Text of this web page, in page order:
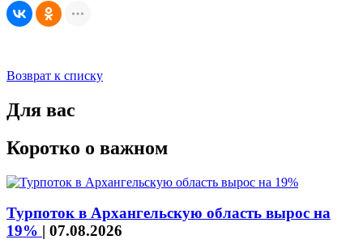
Возврат к списку
Для вас
Коротко о важном
Турпоток в Архангельскую область вырос на
19% | 07.08.2026